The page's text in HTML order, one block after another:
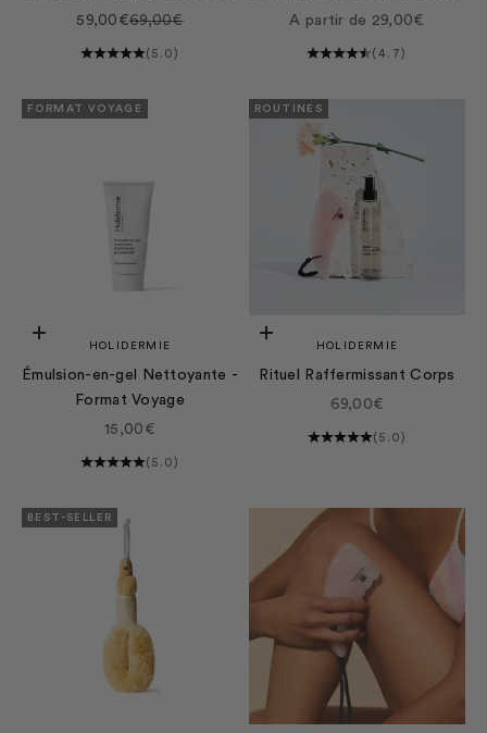
Prix de vente
59,00€Prix normal
69,00€
(5.0)
Prix de vente
A partir de 29,00€
(4.7)
FORMAT VOYAGE
Ajouter au panier
HOLIDERMIE
Émulsion-en-gel Nettoyante -
Format Voyage
Prix de vente
15,00€
(5.0)
ROUTINES
Ajouter au panier
HOLIDERMIE
Rituel Raffermissant Corps
Prix de vente
69,00€
(5.0)
BEST-SELLER